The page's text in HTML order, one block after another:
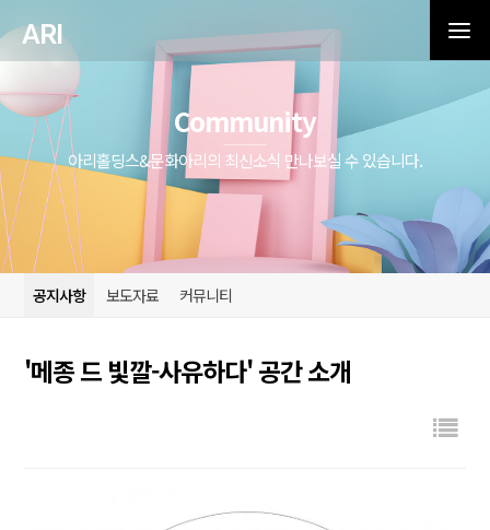
ARI
Community
아리홀딩스&문화아리의 최신소식 만나보실 수 있습니다.
공지사항 보도자료 커뮤니티
'메종 드 빛깔-사유하다' 공간 소개